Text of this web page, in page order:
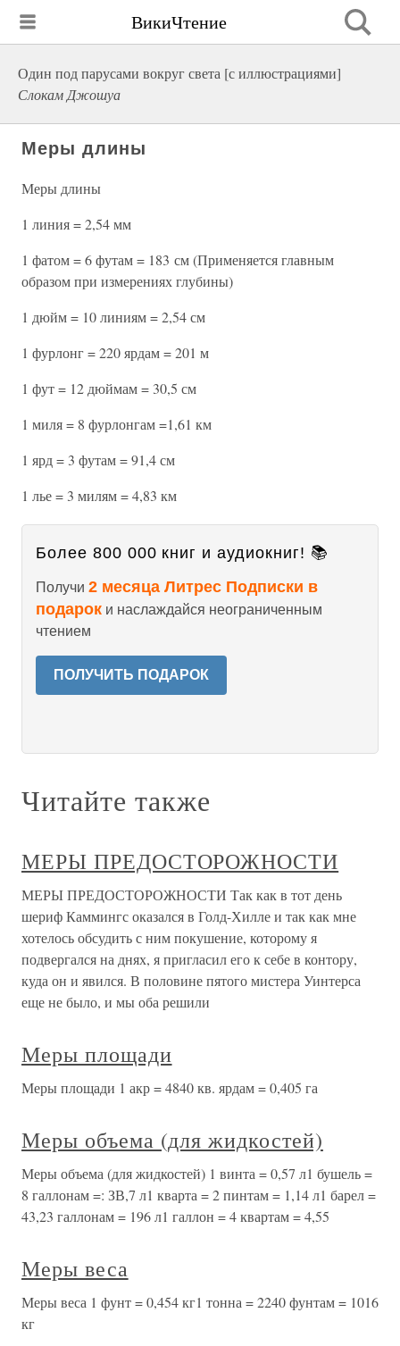
ВикиЧтение
Один под парусами вокруг света [с иллюстрациями]
Слокам Джошуа
Меры длины
Меры длины
1 линия = 2,54 мм
1 фатом = 6 футам = 183 см (Применяется главным
образом при измерениях глубины)
1 дюйм = 10 линиям = 2,54 см
1 фурлонг = 220 ярдам = 201 м
1 фут = 12 дюймам = 30,5 см
1 миля = 8 фурлонгам =1,61 км
1 ярд = 3 футам = 91,4 см
1 лье = 3 милям = 4,83 км
Более 800 000 книг и аудиокниг! 📚
Получи 2 месяца Литрес Подписки в
подарок и наслаждайся неограниченным
чтением
ПОЛУЧИТЬ ПОДАРОК
Читайте также
МЕРЫ ПРЕДОСТОРОЖНОСТИ
МЕРЫ ПРЕДОСТОРОЖНОСТИ Так как в тот день
шериф Каммингс оказался в Голд-Хилле и так как мне
хотелось обсудить с ним покушение, которому я
подвергался на днях, я пригласил его к себе в контору,
куда он и явился. В половине пятого мистера Уинтерса
еще не было, и мы оба решили
Меры площади
Меры площади 1 акр = 4840 кв. ярдам = 0,405 га
Меры объема (для жидкостей)
Меры объема (для жидкостей) 1 винта = 0,57 л1 бушель =
8 галлонам =: ЗВ,7 л1 кварта = 2 пинтам = 1,14 л1 барел =
43,23 галлонам = 196 л1 галлон = 4 квартам = 4,55
Меры веса
Меры веса 1 фунт = 0,454 кг1 тонна = 2240 фунтам = 1016
кг